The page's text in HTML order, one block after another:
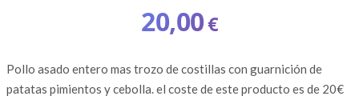
20,00€
Pollo asado entero mas trozo de costillas con guarnición de
patatas pimientos y cebolla. el coste de este producto es de 20€